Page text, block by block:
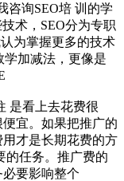
咨询SEO培 训的学
术，SEO分为专职
为掌握更多的技术
学加减法，更像是
是看上去花费很
宜。如果把推广的
才是长期花费的方
的任务。推广费的
要影响整个